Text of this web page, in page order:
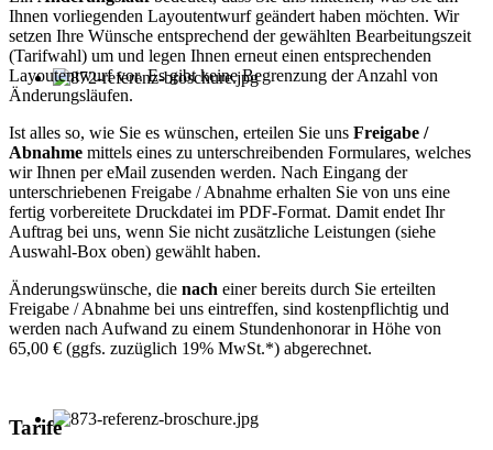
Ihnen vorliegenden Layoutentwurf geändert haben möchten. Wir
setzen Ihre Wünsche entsprechend der gewählten Bearbeitungszeit
(Tarifwahl) um und legen Ihnen erneut einen entsprechenden
Layoutentwurf vor. Es gibt keine Begrenzung der Anzahl von
Änderungsläufen.
Ist alles so, wie Sie es wünschen, erteilen Sie uns Freigabe /
Abnahme mittels eines zu unterschreibenden Formulares, welches
wir Ihnen per eMail zusenden werden. Nach Eingang der
unterschriebenen Freigabe / Abnahme erhalten Sie von uns eine
fertig vorbereitete Druckdatei im PDF-Format. Damit endet Ihr
Auftrag bei uns, wenn Sie nicht zusätzliche Leistungen (siehe
Auswahl-Box oben) gewählt haben.
Änderungswünsche, die nach einer bereits durch Sie erteilten
Freigabe / Abnahme bei uns eintreffen, sind kostenpflichtig und
werden nach Aufwand zu einem Stundenhonorar in Höhe von
65,00 € (ggfs. zuzüglich 19% MwSt.*) abgerechnet.
Tarife